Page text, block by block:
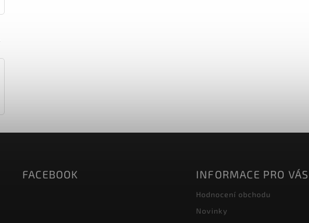
FACEBOOK INFORMACE PRO VÁS
Hodnocení obchodu
Novinky